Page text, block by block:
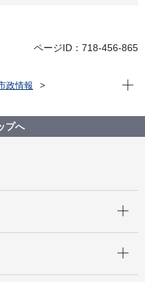
ページID：718-456-865
政情報
通活性化協議会」を開催し
現在
プへ